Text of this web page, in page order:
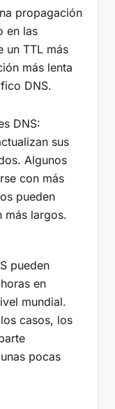
propagación
en las
un TTL más
más lenta
DNS.
DNS:
sus
Algunos
con más
pueden
más largos.
pueden
en
mundial.
casos, los
pocas